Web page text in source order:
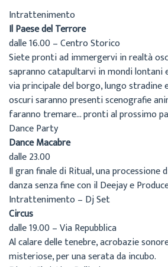
Intrattenimento
Il Paese del Terrore
dalle 16.00 – Centro Storico
Siete pronti ad immergervi in realtà
sapranno catapultarvi in mondi lontani
via principale del borgo, lungo
oscuri saranno presenti scenografie
faranno tremare… pronti al prossimo
Dance Party
Dance Macabre
dalle 23.00
Il gran finale di Ritual, una processione
danza senza fine con il Deejay e
Intrattenimento – Dj Set
Circus
dalle 19.00 – Via Repubblica
Al calare delle tenebre, acrobazie
misteriose, per una serata da incubo.